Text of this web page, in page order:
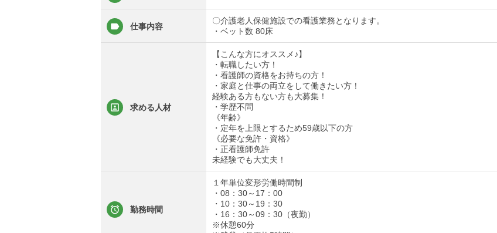
仕事内容
〇介護老人保健施設での看護業務となります。
・ベット数 80床
求める人材
【こんな方にオススメ♪】
・転職したい方！
・看護師の資格をお持ちの方！
・家庭と仕事の両立をして働きたい方！
経験ある方もない方も大募集！
・学歴不問
《年齢》
・定年を上限とするため59歳以下の方
《必要な免許・資格》
・正看護師免許
未経験でも大丈夫！
勤務時間
１年単位変形労働時間制
・08：30～17：00
・10：30～19：30
・16：30～09：30（夜勤）
※休憩60分